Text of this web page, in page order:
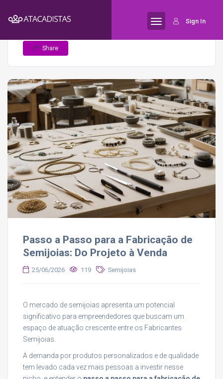
Sign In
Home Semijoias
Passo a Passo para a
Fabricação de Semijoias: Do Projeto à Venda
Share
Passo a Passo para a Fabricação de
Semijoias: Do Projeto à Venda
25/06/2026 119 Semijoias
O mercado de semijoias apresenta um potencial
significativo para empreendedores que buscam um
espaço de atuação crescente entre os Fabricantes
Semijoias.
A demanda por produtos personalizados e de qualidade
tem levado cada vez mais pessoas a investir nesse